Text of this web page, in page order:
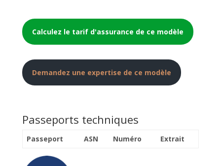
Calculez le tarif d'assurance de ce modèle
Demandez une expertise de ce modèle
Passeports techniques
Passeport ASN Numéro Extrait